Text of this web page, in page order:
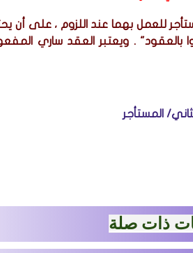
للعمل بهما عند اللزوم ، على أن
بالعقود" . ويعتبر العقد ساري
المستأجر
ذات صلة